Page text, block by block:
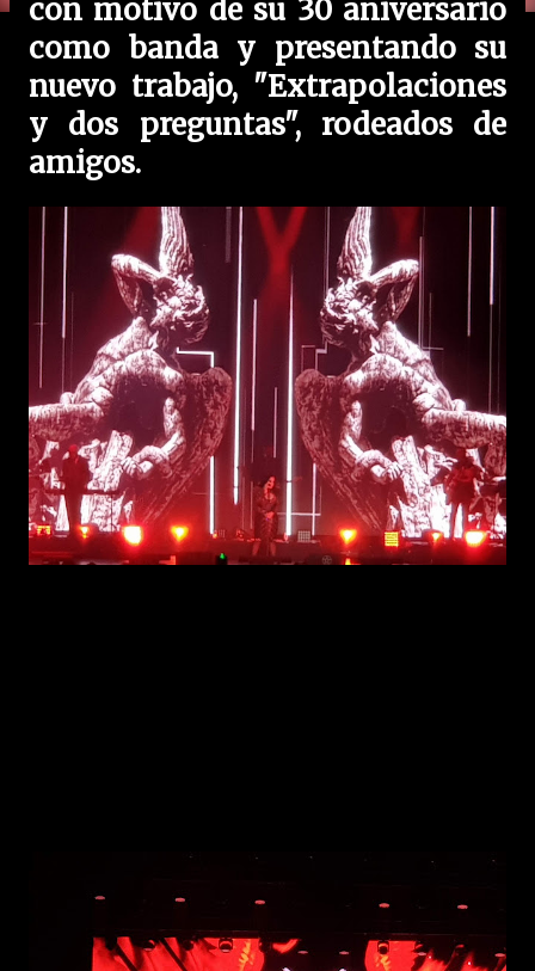
con motivo de su 30 aniversario
como banda y presentando su
nuevo trabajo, "Extrapolaciones
y dos preguntas", rodeados de
amigos.